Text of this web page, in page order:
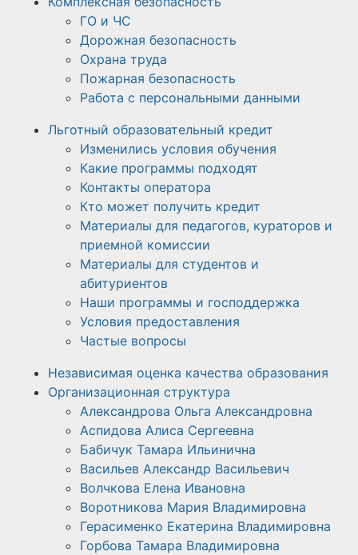
ГО и ЧС
Дорожная безопасность
Охрана труда
Пожарная безопасность
Работа с персональными данными
Льготный образовательный кредит
Изменились условия обучения
Какие программы подходят
Контакты оператора
Кто может получить кредит
Материалы для педагогов, кураторов и
приемной комиссии
Материалы для студентов и
абитуриентов
Наши программы и господдержка
Условия предоставления
Частые вопросы
Независимая оценка качества образования
Организационная структура
Александрова Ольга Александровна
Аспидова Алиса Сергеевна
Бабичук Тамара Ильинична
Васильев Александр Васильевич
Волчкова Елена Ивановна
Воротникова Мария Владимировна
Герасименко Екатерина Владимировна
Горбова Тамара Владимировна